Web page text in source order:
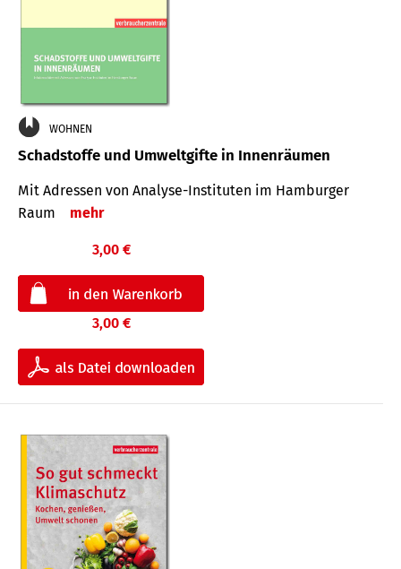
WOHNEN
Schadstoffe und Umweltgifte in Innenräumen
Mit Adressen von Analyse-Insti­tuten im Hamburger
Raum
mehr
3,00 €
3,00 €